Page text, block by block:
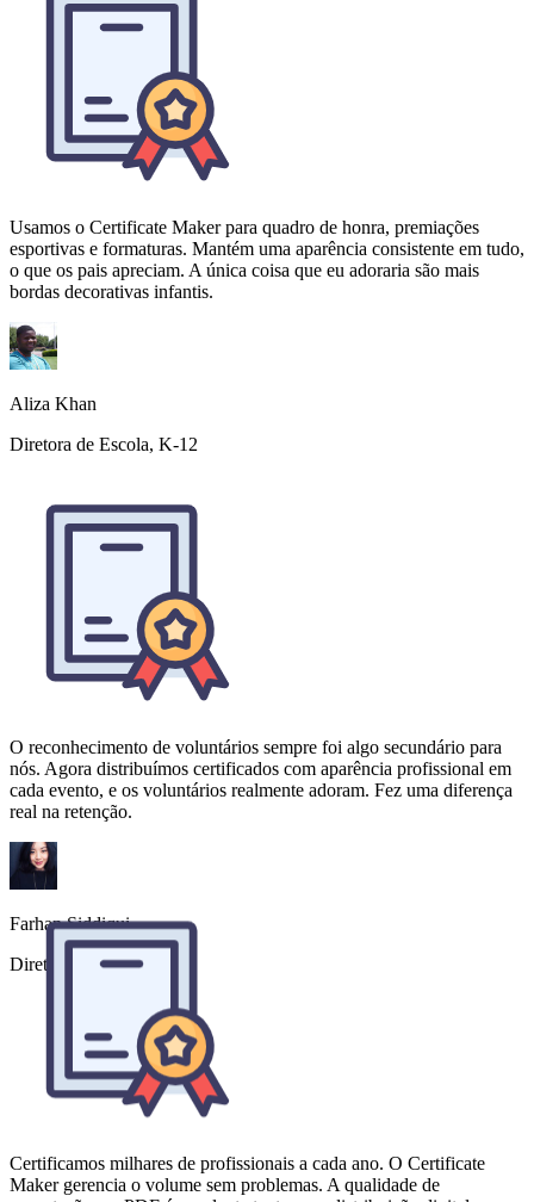
Usamos o Certificate Maker para quadro de honra, premiações
esportivas e formaturas. Mantém uma aparência consistente em tudo,
o que os pais apreciam. A única coisa que eu adoraria são mais
bordas decorativas infantis.
Aliza Khan
Diretora de Escola, K-12
O reconhecimento de voluntários sempre foi algo secundário para
nós. Agora distribuímos certificados com aparência profissional em
cada evento, e os voluntários realmente adoram. Fez uma diferença
real na retenção.
Farhan Siddiqui
Diretor de ONG
Maker gerencia o volume sem problemas. A qualidade de
exportação em PDF é excelente tanto para distribuição digital
quanto impressa.
Sana Sheikh